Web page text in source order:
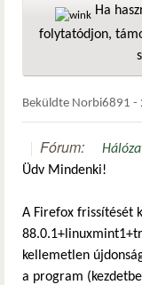
Ha
folytatódjon,
Beküldte Norbi6891 -
Fórum:
Üdv Mindenki!
A Firefox frissítését
kellemetlen
a program